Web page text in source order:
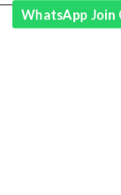
WhatsApp Join